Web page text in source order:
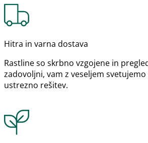
Hitra in varna dostava
Rastline so skrbno vzgojene in
zadovoljni, vam z veseljem
ustrezno rešitev.